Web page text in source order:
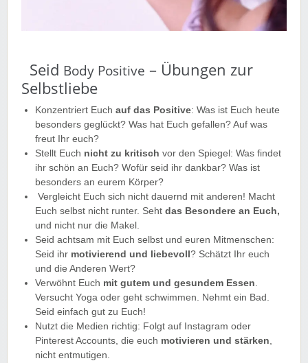
Seid Body Positive – Übungen zur
Selbstliebe
Konzentriert Euch auf das Positive: Was ist Euch heute
besonders geglückt? Was hat Euch gefallen? Auf was
freut Ihr euch?
Stellt Euch nicht zu kritisch vor den Spiegel: Was findet
ihr schön an Euch? Wofür seid ihr dankbar? Was ist
besonders an eurem Körper?
Vergleicht Euch sich nicht dauernd mit anderen! Macht
Euch selbst nicht runter. Seht das Besondere an Euch,
und nicht nur die Makel.
Seid achtsam mit Euch selbst und euren Mitmenschen:
Seid ihr motivierend und liebevoll ? Schätzt Ihr euch
und die Anderen Wert?
Verwöhnt Euch mit gutem und gesundem Essen.
Versucht Yoga oder geht schwimmen. Nehmt ein Bad.
Seid einfach gut zu Euch!
Nutzt die Medien richtig: Folgt auf Instagram oder
Pinterest Accounts, die euch motivieren und stärken,
nicht entmutigen.